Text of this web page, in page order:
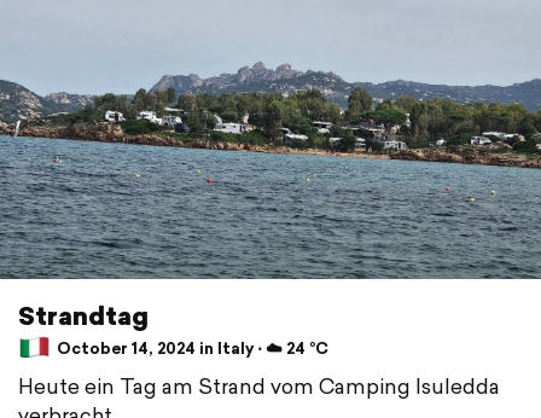
Strandtag
October 14, 2024 in Italy ⋅ ☁️ 24 °C
Heute ein Tag am Strand vom Camping Isuledda